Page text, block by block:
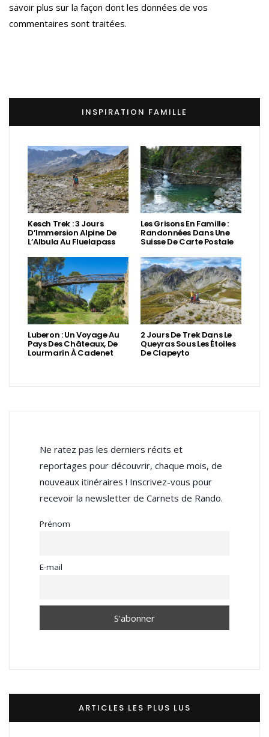
savoir plus sur la façon dont les données de vos
commentaires sont traitées.
INSPIRATION FAMILLE
Kesch Trek : 3 Jours
D’Immersion Alpine De
L’Albula Au Fluelapass
Les Grisons En Famille :
Randonnées Dans Une
Suisse De Carte Postale
Luberon : Un Voyage Au
Pays Des Châteaux, De
Lourmarin À Cadenet
2 Jours De Trek Dans Le
Queyras Sous Les Étoiles
De Clapeyto
Ne ratez pas les derniers récits et
reportages pour découvrir, chaque mois, de
nouveaux itinéraires ! Inscrivez-vous pour
recevoir la newsletter de Carnets de Rando.
Prénom
E-mail
ARTICLES LES PLUS LUS